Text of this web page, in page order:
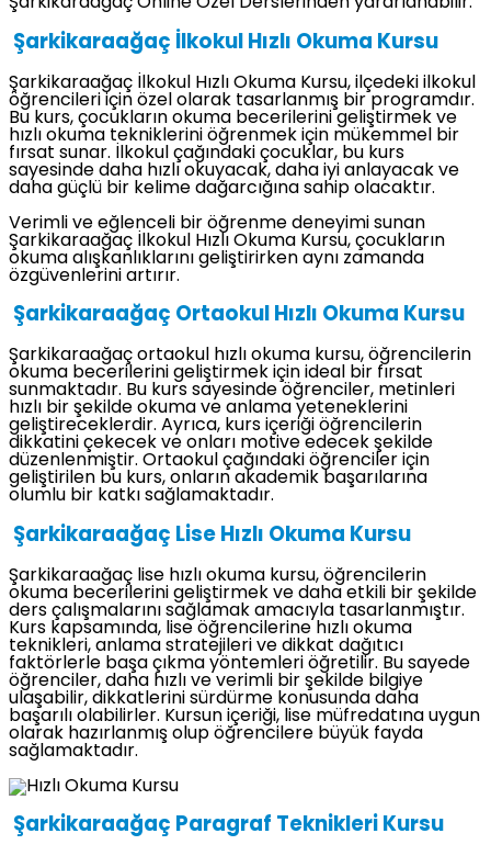
Şarkikaraağaç Online Özel Derslerinden yararlanabilir.
Şarkikaraağaç İlkokul Hızlı Okuma Kursu
Şarkikaraağaç İlkokul Hızlı Okuma Kursu, ilçedeki ilkokul
öğrencileri için özel olarak tasarlanmış bir programdır.
Bu kurs, çocukların okuma becerilerini geliştirmek ve
hızlı okuma tekniklerini öğrenmek için mükemmel bir
fırsat sunar. İlkokul çağındaki çocuklar, bu kurs
sayesinde daha hızlı okuyacak, daha iyi anlayacak ve
daha güçlü bir kelime dağarcığına sahip olacaktır.
Verimli ve eğlenceli bir öğrenme deneyimi sunan
Şarkikaraağaç İlkokul Hızlı Okuma Kursu, çocukların
okuma alışkanlıklarını geliştirirken aynı zamanda
özgüvenlerini artırır.
Şarkikaraağaç Ortaokul Hızlı Okuma Kursu
Şarkikaraağaç ortaokul hızlı okuma kursu, öğrencilerin
okuma becerilerini geliştirmek için ideal bir fırsat
sunmaktadır. Bu kurs sayesinde öğrenciler, metinleri
hızlı bir şekilde okuma ve anlama yeteneklerini
geliştireceklerdir. Ayrıca, kurs içeriği öğrencilerin
dikkatini çekecek ve onları motive edecek şekilde
düzenlenmiştir. Ortaokul çağındaki öğrenciler için
geliştirilen bu kurs, onların akademik başarılarına
olumlu bir katkı sağlamaktadır.
Şarkikaraağaç Lise Hızlı Okuma Kursu
Şarkikaraağaç lise hızlı okuma kursu, öğrencilerin
okuma becerilerini geliştirmek ve daha etkili bir şekilde
ders çalışmalarını sağlamak amacıyla tasarlanmıştır.
Kurs kapsamında, lise öğrencilerine hızlı okuma
teknikleri, anlama stratejileri ve dikkat dağıtıcı
faktörlerle başa çıkma yöntemleri öğretilir. Bu sayede
öğrenciler, daha hızlı ve verimli bir şekilde bilgiye
ulaşabilir, dikkatlerini sürdürme konusunda daha
başarılı olabilirler. Kursun içeriği, lise müfredatına uygun
olarak hazırlanmış olup öğrencilere büyük fayda
sağlamaktadır.
Şarkikaraağaç Paragraf Teknikleri Kursu